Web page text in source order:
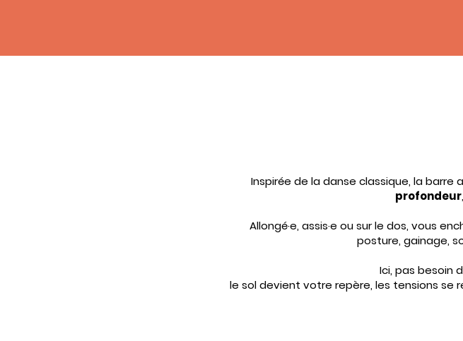
Inspirée de la danse classique, la barre
profondeur
Allongé·e, assis·e ou sur le dos, vous
posture, gainage,
Ici, pas besoin
le sol devient votre repère, les tensions se